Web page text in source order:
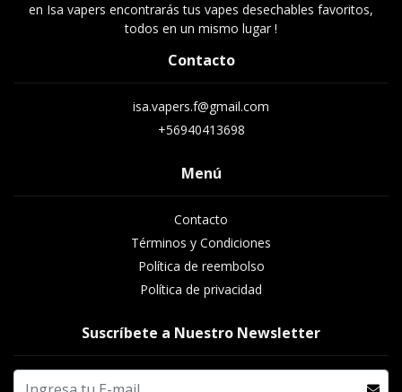
en Isa vapers encontrarás tus vapes desechables favoritos,
todos en un mismo lugar !
Contacto
isa.vapers.f@gmail.com
+56940413698
Menú
Contacto
Términos y Condiciones
Política de reembolso
Política de privacidad
Suscríbete a Nuestro Newsletter